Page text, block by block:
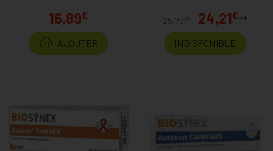
16,89€
AJOUTER
25,76€ * 24,21€**
INDISPONIBLE